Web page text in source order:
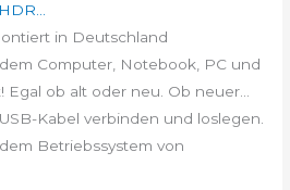
in Deutschland
Computer, Notebook, PC und
Egal ob alt oder neu. Ob neuer...
Kabel verbinden und loslegen.
Betriebssystem von